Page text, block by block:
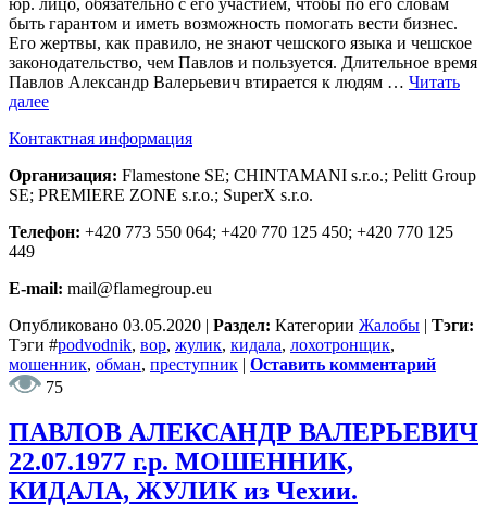
быть гарантом и иметь возможность помогать вести бизнес.
Его жертвы, как правило, не знают чешского языка и чешское
законодательство, чем Павлов и пользуется. Длительное время
Павлов Александр Валерьевич втирается к людям … Читать
далее
Контактная информация
Организация: Flamestone SE; CHINTAMANI s.r.o.; Pelitt Group
SE; PREMIERE ZONE s.r.o.; SuperX s.r.o.
Телефон: +420 773 550 064; +420 770 125 450; +420 770 125
449
E-mail: mail@flamegroup.eu
Опубликовано 03.05.2020 | Раздел: Категории Жалобы | Тэги:
Тэги #podvodnik, вор, жулик, кидала, лохотронщик,
мошенник, обман, преступник | Оставить комментарий
75
ПАВЛОВ АЛЕКСАНДР ВАЛЕРЬЕВИЧ
22.07.1977 г.р. МОШЕННИК,
КИДАЛА, ЖУЛИК из Чехии.